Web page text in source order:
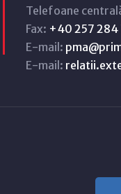
Telefoane
Fax: +40 257
E-mail:
E-mail: